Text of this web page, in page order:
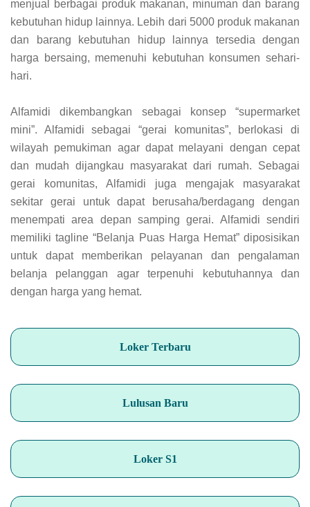
menjual berbagai produk makanan, minuman dan barang
kebutuhan hidup lainnya. Lebih dari 5000 produk makanan
dan barang kebutuhan hidup lainnya tersedia dengan
harga bersaing, memenuhi kebutuhan konsumen sehari-
hari.
Alfamidi dikembangkan sebagai konsep “supermarket
mini”. Alfamidi sebagai “gerai komunitas”, berlokasi di
wilayah pemukiman agar dapat melayani dengan cepat
dan mudah dijangkau masyarakat dari rumah. Sebagai
gerai komunitas, Alfamidi juga mengajak masyarakat
sekitar gerai untuk dapat berusaha/berdagang dengan
menempati area depan samping gerai. Alfamidi sendiri
memiliki tagline “Belanja Puas Harga Hemat” diposisikan
untuk dapat memberikan pelayanan dan pengalaman
belanja pelanggan agar terpenuhi kebutuhannya dan
dengan harga yang hemat.
Loker Terbaru
Lulusan Baru
Loker S1